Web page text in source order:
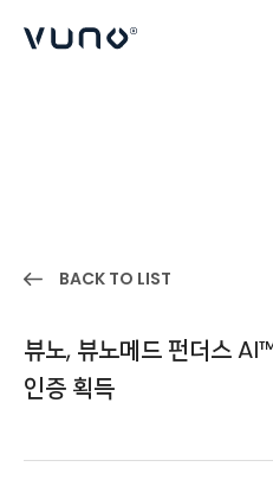
BACK TO LIST
뷰노, 뷰노메드 펀더스
인증 획득